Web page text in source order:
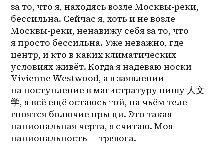
за то, что я, находясь возле Москвы-реки,
бессильна. Сейчас я, хоть и не возле
Москвы-реки, ненавижу себя за то, что
я просто бессильна. Уже неважно, где
центр, и кто в каких климатических
условиях живёт. Когда я надеваю носки
Vivienne Westwood, а в заявлении
на поступление в магистратуру пишу 人文
学, я всё ещё остаюсь той, на чьём теле
гноятся болючие прыщи. Это такая
национальная черта, я считаю. Моя
национальность — тревога.